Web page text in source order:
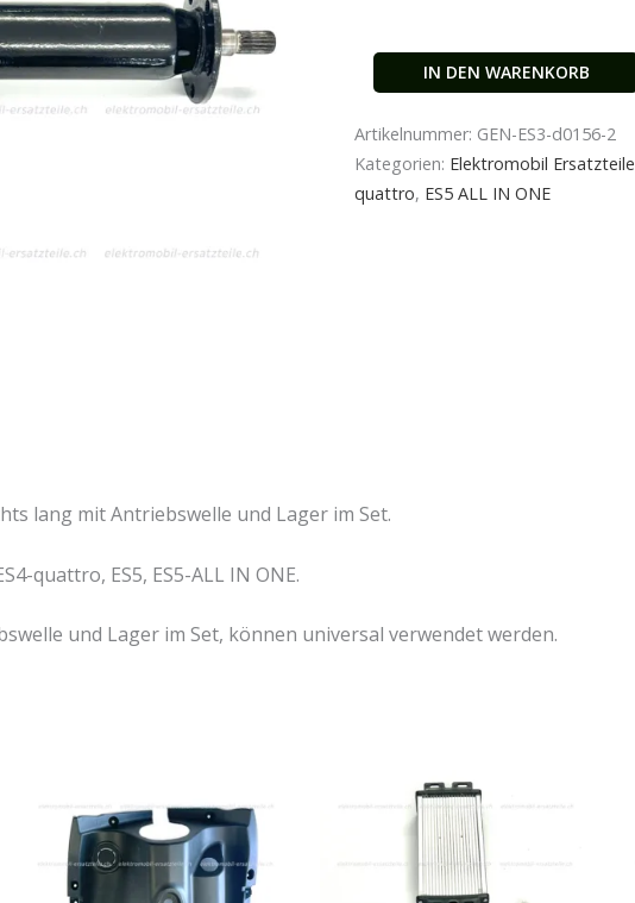
IN DEN WARENKORB
Artikelnummer: GEN-ES3-d0156-2
Kategorien: Elektromobil Ersatzteile
quattro, ES5 ALL IN ONE
lang mit Antriebswelle und Lager im Set.
quattro, ES5, ES5-ALL IN ONE.
und Lager im Set, können universal verwendet werden.